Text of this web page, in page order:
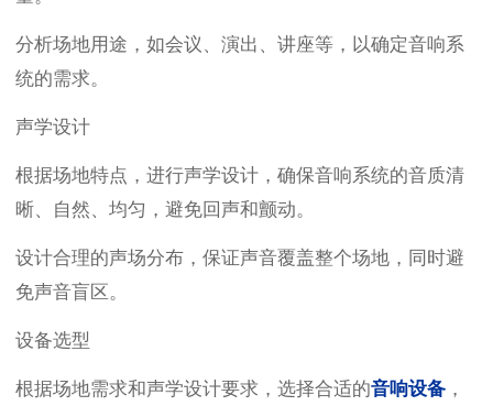
分析场地用途，如会议、演出、讲座等，以确定音响系
统的需求。
声学设计
根据场地特点，进行声学设计，确保音响系统的音质清
晰、自然、均匀，避免回声和颤动。
设计合理的声场分布，保证声音覆盖整个场地，同时避
免声音盲区。
设备选型
根据场地需求和声学设计要求，选择合适的音响设备 ，